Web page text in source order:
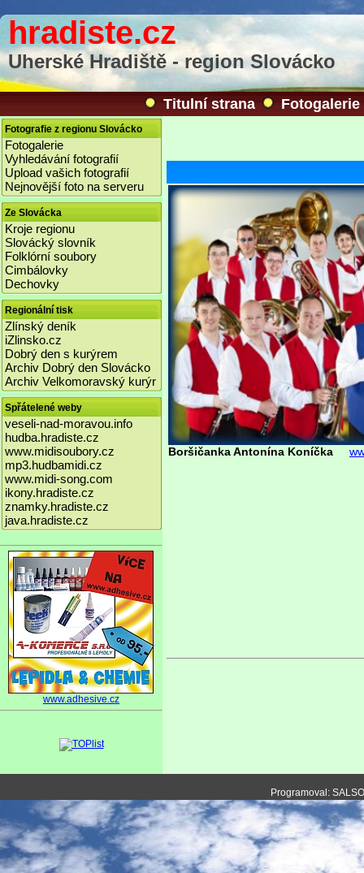
hradiste.cz
Uherské Hradiště - region Slovácko
Titulní strana Fotogalerie
Fotografie z regionu Slovácko
Fotogalerie
Vyhledávání fotografií
Upload vašich fotografií
Nejnovější foto na serveru
Ze Slovácka
Kroje regionu
Slovácký slovník
Folklórní soubory
Cimbálovky
Dechovky
Regionální tisk
Zlínský deník
iZlinsko.cz
Dobrý den s kurýrem
Archiv Dobrý den Slovácko
Archiv Velkomoravský kurýr
Spřátelené weby
veseli-nad-moravou.info
hudba.hradiste.cz
www.midisoubory.cz
mp3.hudbamidi.cz
www.midi-song.com
ikony.hradiste.cz
znamky.hradiste.cz
java.hradiste.cz
www.adhesive.cz
Boršičanka Antonína Koníčka
Programoval: